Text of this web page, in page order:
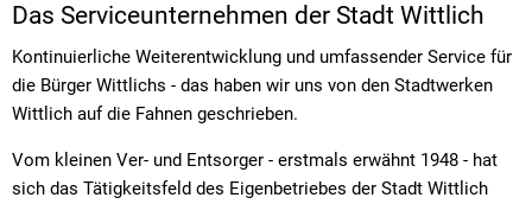
Das Serviceunternehmen der Stadt Wittlich
Kontinuierliche Weiterentwicklung und umfassender Service für
die Bürger Wittlichs - das haben wir uns von den Stadtwerken
Wittlich auf die Fahnen geschrieben.
Vom kleinen Ver- und Entsorger - erstmals erwähnt 1948 - hat
sich das Tätigkeitsfeld des Eigenbetriebes der Stadt Wittlich